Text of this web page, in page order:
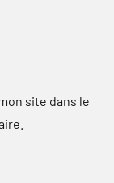
site dans le